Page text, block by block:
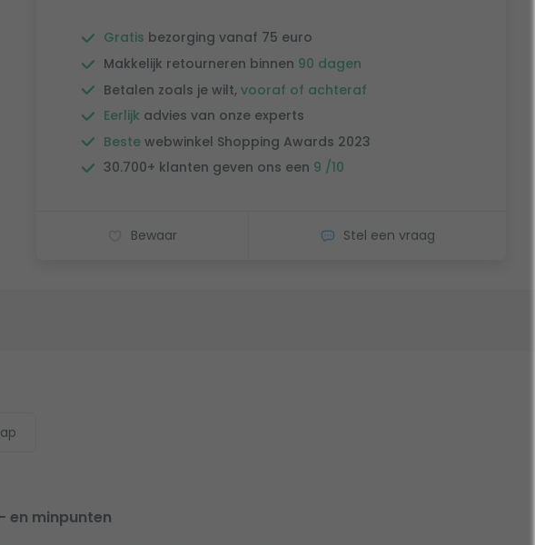
Gratis bezorging vanaf 75 euro
Makkelijk retourneren binnen 90 dagen
Betalen zoals je wilt, vooraf of achteraf
Eerlijk advies van onze experts
Bestewebwinkel Shopping Awards 2023
30.700+ klanten geven ons een 9 /10
Bewaar Stel een vraag
en minpunten